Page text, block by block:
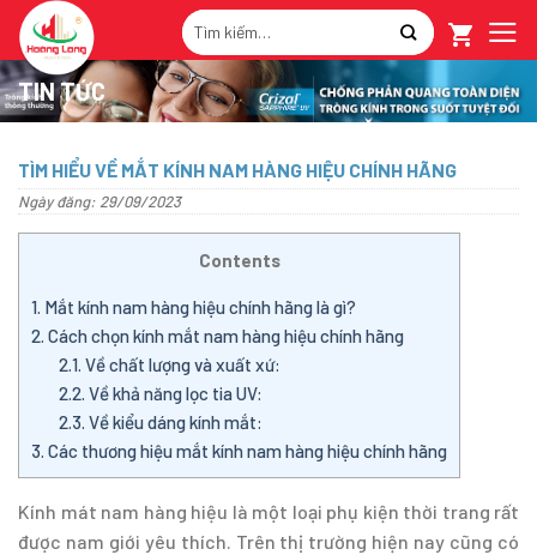
Skip
content
Tìm
kiếm:
TIN TỨC
TÌM HIỂU VỀ MẮT KÍNH NAM HÀNG HIỆU CHÍNH HÃNG
Ngày đăng: 29/09/2023
Contents
1. Mắt kính nam hàng hiệu chính hãng là gì?
2. Cách chọn kính mắt nam hàng hiệu chính hãng
2.1. Về chất lượng và xuất xứ:
2.2. Về khả năng lọc tia UV:
2.3. Về kiểu dáng kính mắt:
3. Các thương hiệu mắt kính nam hàng hiệu chính hãng
Kính mát nam hàng hiệu là một loại phụ kiện thời trang rất
được nam giới yêu thích. Trên thị trường hiện nay cũng có